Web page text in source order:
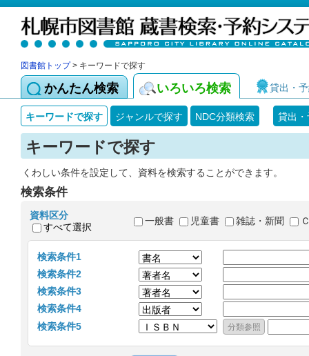
図書館トップ> キーワードで探す
かんたん検索 いろいろ検索 貸出・
キーワードで探す ジャンルで探す NDC分類検索 貸出
キーワードで探す
くわしい条件を設定して、資料を検索することができます。
検索条件
資料区分
すべて選択
一般書 児童書 雑誌・新聞
検索条件1
検索条件2
検索条件3
検索条件4
検索条件5